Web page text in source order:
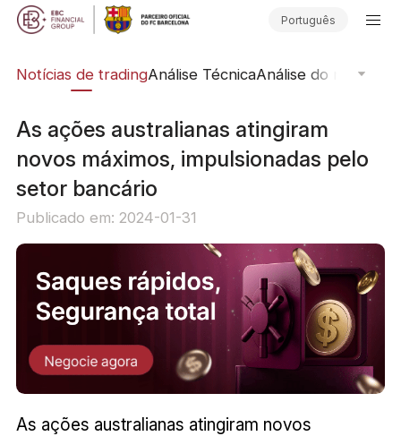
Português
Notícias de tradingAnálise TécnicaAnálise do mercado
As ações australianas atingiram
novos máximos, impulsionadas pelo
setor bancário
Publicado em: 2024-01-31
As ações australianas atingiram novos